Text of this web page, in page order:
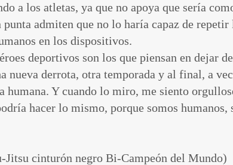
a los atletas, ya que no apoya que sería
admiten que no lo haría capaz de
en los dispositivos.
deportivos son los que piensan en dejar
nueva derrota, otra temporada y al final, a
humana. Y cuando lo miro, me siento
hacer lo mismo, porque somos humanos,
cinturón negro Bi-Campeón del Mundo)